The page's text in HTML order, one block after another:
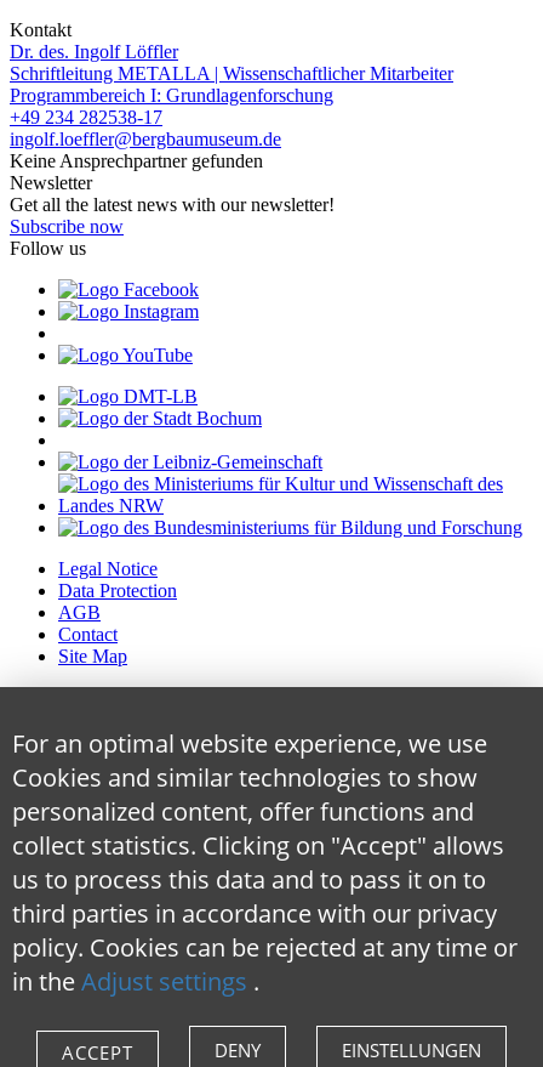
Kontakt
Dr. des. Ingolf Löffler
Schriftleitung METALLA | Wissenschaftlicher Mitarbeiter
Programmbereich I: Grundlagenforschung
+49 234 282538-17
ingolf.loeffler@bergbaumuseum.de
Keine Ansprechpartner gefunden
Newsletter
Get all the latest news with our newsletter!
Subscribe now
Follow us
Legal Notice
Data Protection
AGB
Contact
Site Map
For an optimal website experience, we use
Cookies and similar technologies to show
personalized content, offer functions and
collect statistics. Clicking on "Accept" allows
us to process this data and to pass it on to
third parties in accordance with our privacy
policy. Cookies can be rejected at any time or
in theAdjust settings .
DENY
ACCEPT EINSTELLUNGEN